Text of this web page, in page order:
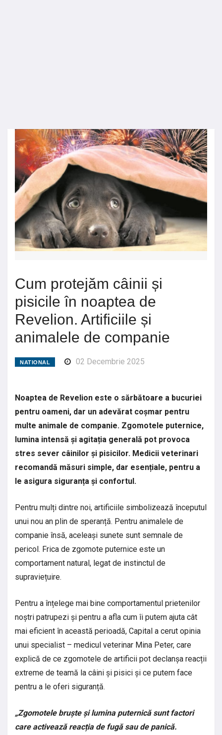
Cum protejăm câinii și
pisicile în noaptea de
Revelion. Artificiile și
animalele de companie
NATIONAL 02 Decembrie 2025
Noaptea de Revelion este o sărbătoare a bucuriei
pentru oameni, dar un adevărat coșmar pentru
multe animale de companie. Zgomotele puternice,
lumina intensă și agitația generală pot provoca
stres sever câinilor și pisicilor. Medicii veterinari
recomandă măsuri simple, dar esențiale, pentru a
le asigura siguranța și confortul.
Pentru mulți dintre noi, artificiile simbolizează începutul
unui nou an plin de speranță. Pentru animalele de
companie însă, aceleași sunete sunt semnale de
pericol. Frica de zgomote puternice este un
comportament natural, legat de instinctul de
supraviețuire.
Pentru a înțelege mai bine comportamentul prietenilor
noștri patrupezi și pentru a afla cum îi putem ajuta cât
mai eficient în această perioadă, Capital a cerut opinia
unui specialist – medicul veterinar Mina Peter, care
explică de ce zgomotele de artificii pot declanșa reacții
extreme de teamă la câini și pisici și ce putem face
pentru a le oferi siguranță.
„Zgomotele bruște și lumina puternică sunt factori
care activează reacția de fugă sau de panică.